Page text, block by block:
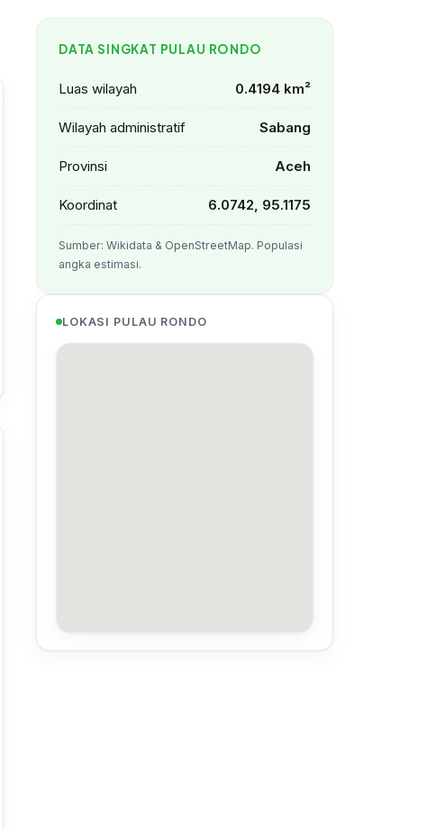
DATA SINGKAT PULAU RONDO
Luas wilayah 0.4194 km²
Wilayah administratif Sabang
Provinsi Aceh
Koordinat 6.0742, 95.1175
Sumber: Wikidata & OpenStreetMap. Populasi
angka estimasi.
LOKASI PULAU RONDO